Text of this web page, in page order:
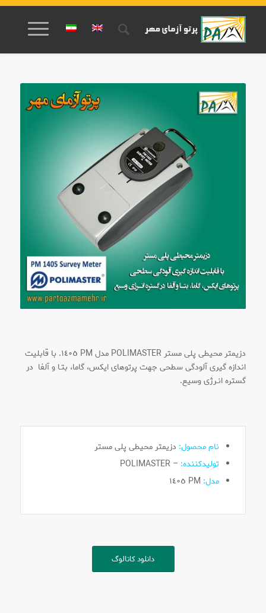
دزیمتر محیطی پلی مستر POLIMASTER مدل PM ١٤٠٥. با قابلیت
اندازه گیری آلودگی سطحی جهت پرتوهای ایکس، گاما، بتـا و آلفا در
گستره انـرژی وسیع.
نام محصول: دزیمتر محیطی پلی مستر
تولیدکننده: – POLIMASTER
مدل:
دانلود کاتالوگ